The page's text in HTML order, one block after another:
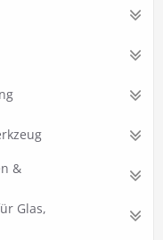
&
Glas,